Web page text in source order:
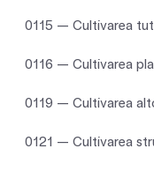
0115 — Cultivarea
0116 — Cultivarea
0119 — Cultivarea
0121 — Cultivarea